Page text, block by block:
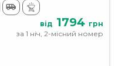
від 1794 грн
за 1 ніч, 2-місний номер